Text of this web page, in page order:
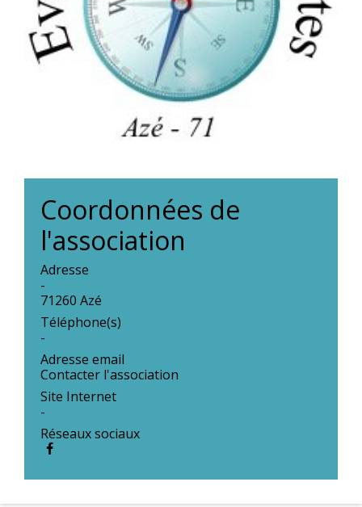
Coordonnées de
l'association
Adresse
-
71260 Azé
Téléphone(s)
-
Adresse email
Contacter l'association
Site Internet
-
Réseaux sociaux